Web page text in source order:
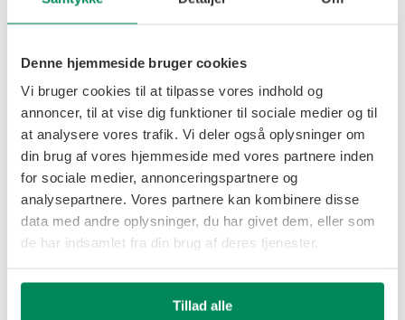
Denne hjemmeside bruger cookies
Vi bruger cookies til at tilpasse vores indhold og
annoncer, til at vise dig funktioner til sociale medier og til
at analysere vores trafik. Vi deler også oplysninger om
din brug af vores hjemmeside med vores partnere inden
for sociale medier, annonceringspartnere og
analysepartnere. Vores partnere kan kombinere disse
data med andre oplysninger, du har givet dem, eller som
de har indsamlet fra din brug af deres tjenester.
Tillad alle
net af rigtig dygtige forhandlere, som vi har al
mulig grund til at takke for mange års flot indsats”,
Han ser i øvrigt frem til den nye struktur med store
”Jeg er sikker på, at den vil være til stor fordel for
den fremtidige distribution af Samson-maskinerne,
både for kunderne og for fabrikken. Med
udviklingen af fremtidens nye produkter er det
afgørende vigtigt, at Samson er tæt på kunderne
for at opnå de helt rigtige løsninger” fastslår
SAMSON AGRO-direktør Lars Henriksen.
Skrappere krav
Direktøren for SAMSON AGROLIZE A/S, Henrik
Kirketerp-Møller, lægger ikke skjul på